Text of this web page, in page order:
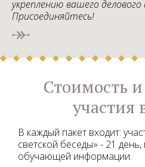
укреплению вашего
Присоединяйтесь!
Ссылка на это место страницы:
Стоимость
участия
В каждый пакет входит:
светской беседы» - 21
обучающей информации.